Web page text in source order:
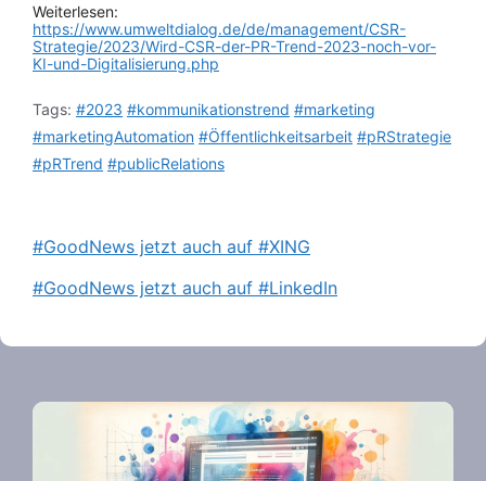
Weiterlesen:
https://www.umweltdialog.de/de/management/CSR-
Strategie/2023/Wird-CSR-der-PR-Trend-2023-noch-vor-
KI-und-Digitalisierung.php
Tags: #2023 #kommunikationstrend #marketing
#marketingAutomation #Öffentlichkeitsarbeit #pRStrategie
#pRTrend #publicRelations
#GoodNews jetzt auch auf #XING
#GoodNews jetzt auch auf #LinkedIn